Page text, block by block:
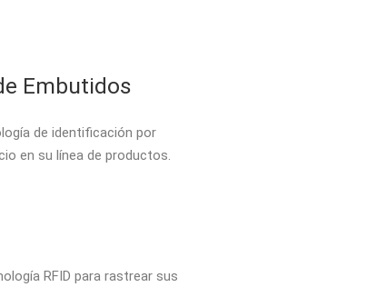
Embutidos
de identificación por
en su línea de productos.
RFID para rastrear sus